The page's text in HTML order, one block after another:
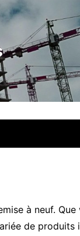
à neuf.
de produits